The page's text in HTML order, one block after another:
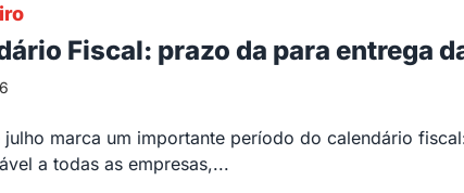
Fiscal: prazo da para entrega
julho marca um importante período do calendário
a todas as empresas,...